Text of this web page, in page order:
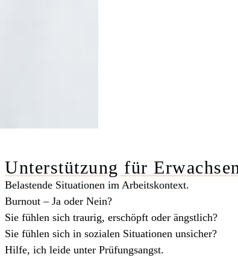
Unterstützung für
Belastende Situationen im Arbeitskontext.
Burnout – Ja oder Nein?
Sie fühlen sich traurig, erschöpft oder ängstlich?
Sie fühlen sich in sozialen Situationen unsicher?
Hilfe, ich leide unter Prüfungsangst.